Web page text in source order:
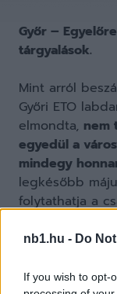
nb1.hu - Do
If you wish to opt-
Győr –
tárgyalások.
Mint arról
Győri ETO
elmondta, nem
egyedül a
mindegy
legkésőbb
folytathatja a